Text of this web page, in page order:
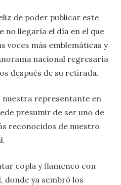
de poder publicar este
no llegaría el día en el que
voces más emblemáticas y
nacional regresaría
después de su retirada.
nuestra representante en
presumir de ser uno de
reconocidos de nuestro
copla y flamenco con
donde ya sembró los